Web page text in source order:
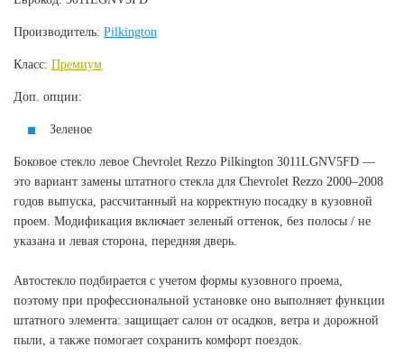
Производитель: Pilkington
Класс: Премиум
Доп. опции:
Зеленое
Боковое стекло левое Chevrolet Rezzo Pilkington 3011LGNV5FD —
это вариант замены штатного стекла для Chevrolet Rezzo 2000–2008
годов выпуска, рассчитанный на корректную посадку в кузовной
проем. Модификация включает зеленый оттенок, без полосы / не
указана и левая сторона, передняя дверь.
Автостекло подбирается с учетом формы кузовного проема,
поэтому при профессиональной установке оно выполняет функции
штатного элемента: защищает салон от осадков, ветра и дорожной
пыли, а также помогает сохранить комфорт поездок.